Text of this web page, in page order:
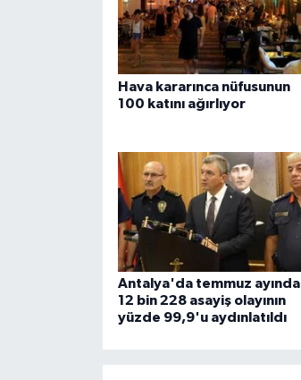
Hava kararınca nüfusunun
100 katını ağırlıyor
Antalya'da temmuz ayında
12 bin 228 asayiş olayının
yüzde 99,9'u aydınlatıldı